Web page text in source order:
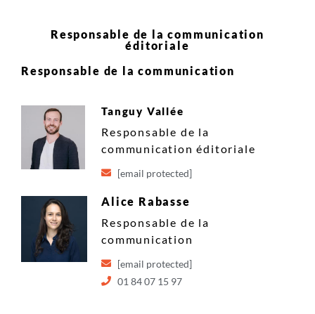
Responsable de la communication
éditoriale​
Responsable de la communication
Tanguy Vallée
Responsable de la
communication éditoriale
[email protected]
Alice Rabasse
Responsable de la
communication
[email protected]
01 84 07 15 97